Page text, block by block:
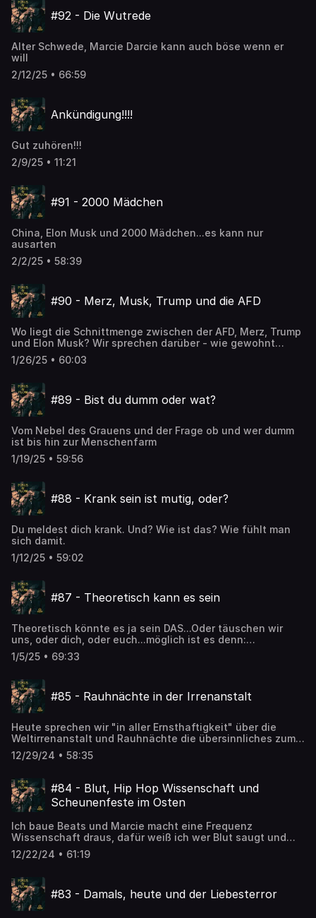
#92 - Die Wutrede
Alter Schwede, Marcie Darcie kann auch böse wenn er
will
2/12/25 • 66:59
Ankündigung!!!!
Gut zuhören!!!
2/9/25 • 11:21
#91 - 2000 Mädchen
China, Elon Musk und 2000 Mädchen...es kann nur
ausarten
2/2/25 • 58:39
#90 - Merz, Musk, Trump und die AFD
Wo liegt die Schnittmenge zwischen der AFD, Merz, Trump
und Elon Musk? Wir sprechen darüber - wie gewohnt
etwas mutiger als andere
1/26/25 • 60:03
#89 - Bist du dumm oder wat?
Vom Nebel des Grauens und der Frage ob und wer dumm
ist bis hin zur Menschenfarm
1/19/25 • 59:56
#88 - Krank sein ist mutig, oder?
Du meldest dich krank. Und? Wie ist das? Wie fühlt man
sich damit.
1/12/25 • 59:02
#87 - Theoretisch kann es sein
Theoretisch könnte es ja sein DAS...Oder täuschen wir
uns, oder dich, oder euch...möglich ist es denn:
Theoretisch kann es ja sein
1/5/25 • 69:33
#85 - Rauhnächte in der Irrenanstalt
Heute sprechen wir "in aller Ernsthaftigkeit" über die
Weltirrenanstalt und Rauhnächte die übersinnliches zum
Abgang bieten
12/29/24 • 58:35
#84 - Blut, Hip Hop Wissenschaft und
Scheunenfeste im Osten
Ich baue Beats und Marcie macht eine Frequenz
Wissenschaft draus, dafür weiß ich wer Blut saugt und
was auf Scheunenfesten vermeidlich abgeht
12/22/24 • 61:19
#83 - Damals, heute und der Liebesterror